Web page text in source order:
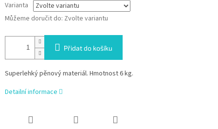
Varianta
Můžeme doručit do: Zvolte variantu
Přidat do košíku
Superlehký pěnový materiál. Hmotnost 6 kg.
Detailní informace